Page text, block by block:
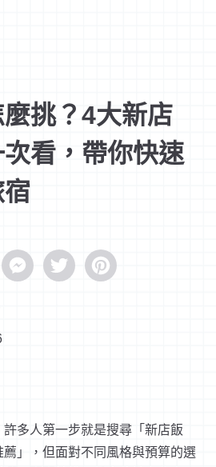
挑？4大新店
看，帶你快速
Messenger
Twitter Pinterest
多人第一步就是搜尋「新店飯
」，但面對不同風格與預算的選